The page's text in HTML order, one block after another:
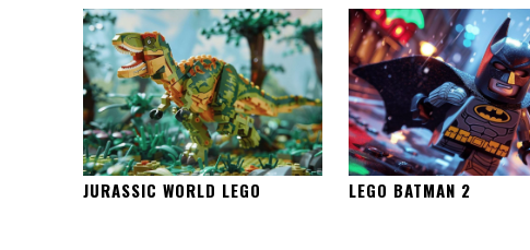
JURASSIC WORLD LEGO LEGO BATMAN 2